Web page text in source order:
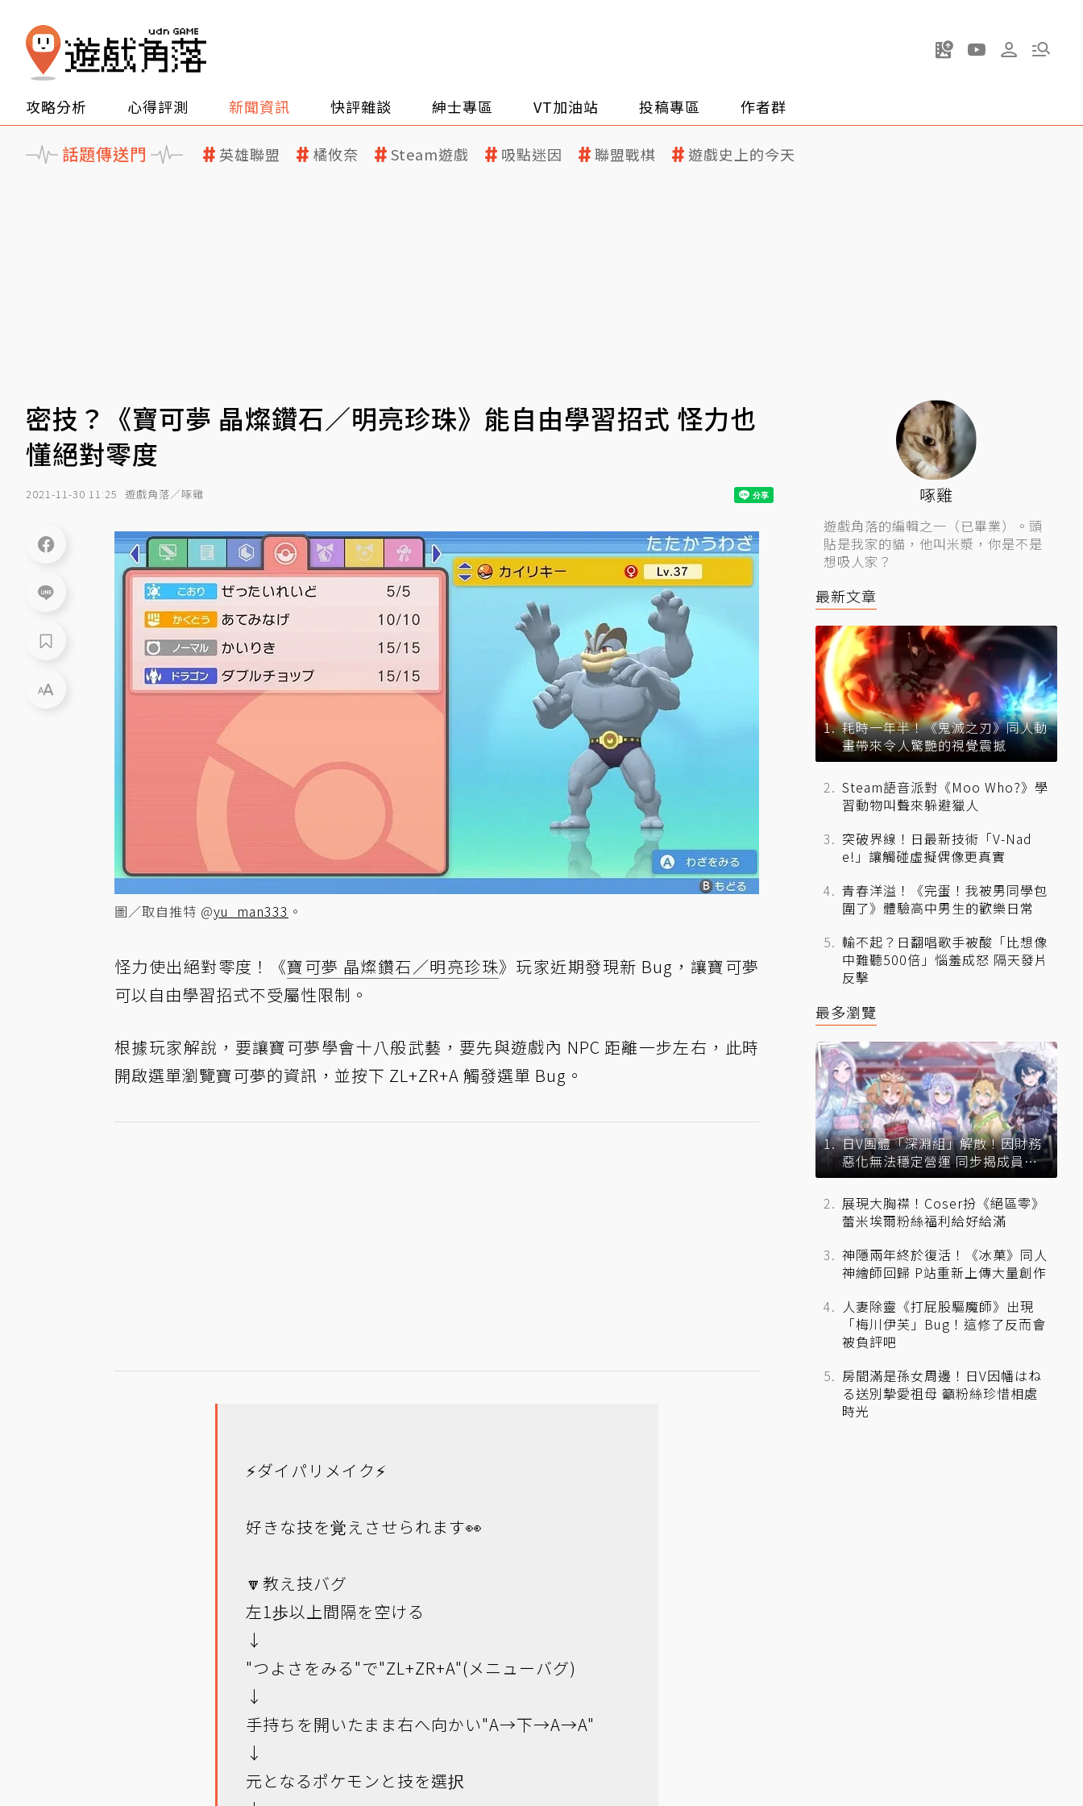
攻略分析 心得評測 新聞資訊 快評雜談 紳士專區 VT加油站 投稿專區 作者群
話題傳送門 英雄聯盟 橘攸奈 Steam遊戲 吸點迷因 聯盟戰棋 遊戲史上的今天
密技？《寶可夢 晶燦鑽石／明亮珍珠》能自由學習招式 怪力也
懂絕對零度
2021-11-30 11:25 遊戲角落／啄雞
圖／取自推特 @yu_man333 。
怪力使出絕對零度！《寶可夢 晶燦鑽石／明亮珍珠》玩家近期發現新 Bug，讓寶可夢
可以自由學習招式不受屬性限制。
根據玩家解說，要讓寶可夢學會十八般武藝，要先與遊戲內 NPC 距離一步左右，此時
開啟選單瀏覽寶可夢的資訊，並按下 ZL+ZR+A 觸發選單 Bug。
⚡ダイパリメイク⚡
好きな技を覚えさせられます👀
🔽教え技バグ
左1歩以上間隔を空ける
↓
"つよさをみる"で"ZL+ZR+A"(メニューバグ)
↓
手持ちを開いたまま右へ向かい"A→下→A→A"
↓
元となるポケモンと技を選択
啄雞
遊戲角落的編輯之一（已畢業）。頭
貼是我家的貓，他叫米漿，你是不是
想吸人家？
最新文章
耗時一年半！《鬼滅之刃》同人動
畫帶來令人驚艷的視覺震撼
Steam語音派對《Moo Who?》學
習動物叫聲來躲避獵人
突破界線！日最新技術「V-Nad
e!」讓觸碰虛擬偶像更真實
青春洋溢！《完蛋！我被男同學包
圍了》體驗高中男生的歡樂日常
輸不起？日翻唱歌手被酸「比想像
中難聽500倍」惱羞成怒 隔天發片
反擊
最多瀏覽
日V團體「深淵組」解散！因財務
惡化無法穩定營運 同步揭成員未
來去向
展現大胸襟！Coser扮《絕區零》
蕾米埃爾粉絲福利給好給滿
神隱兩年終於復活！《冰菓》同人
神繪師回歸 P站重新上傳大量創作
人妻除靈《打屁股驅魔師》出現
「梅川伊芙」Bug！這修了反而會
被負評吧
房間滿是孫女周邊！日V因幡はね
る送別摯愛祖母 籲粉絲珍惜相處
時光